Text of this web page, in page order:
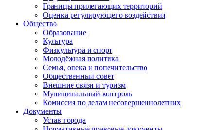
Границы прилегающих территорий
Оценка регулирующего воздействия
Общество
Образование
Культура
Физкультура и спорт
Молодёжная политика
Семья, опека и попечительство
Общественный совет
Внешние связи и туризм
Муниципальный контроль
Комиссия по делам несовершеннолетних
Документы
Устав города